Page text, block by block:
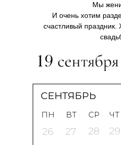
Мы
И очень хотим
счастливый
СЕНТЯБРЬ
26
ПН ЧТ
СР
ВТ
27 28 29